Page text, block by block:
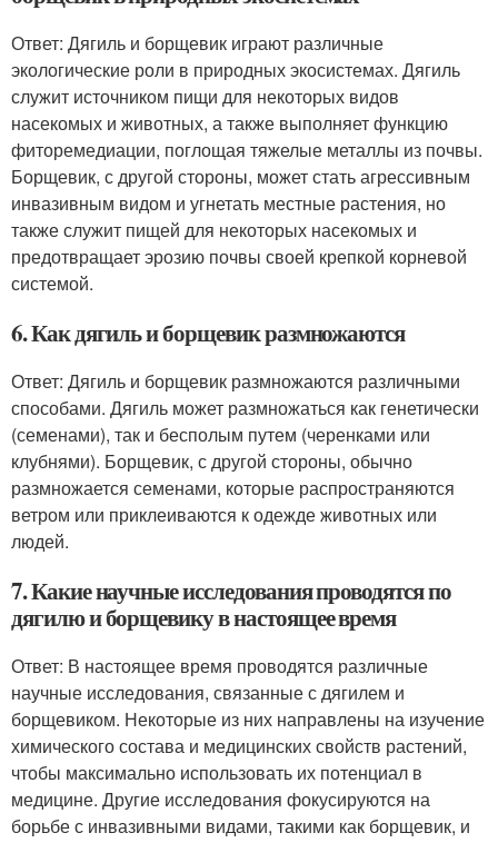
Ответ: Дягиль и борщевик играют различные
экологические роли в природных экосистемах. Дягиль
служит источником пищи для некоторых видов
насекомых и животных, а также выполняет функцию
фиторемедиации, поглощая тяжелые металлы из почвы.
Борщевик, с другой стороны, может стать агрессивным
инвазивным видом и угнетать местные растения, но
также служит пищей для некоторых насекомых и
предотвращает эрозию почвы своей крепкой корневой
системой.
6. Как дягиль и борщевик размножаются
Ответ: Дягиль и борщевик размножаются различными
способами. Дягиль может размножаться как генетически
(семенами), так и бесполым путем (черенками или
клубнями). Борщевик, с другой стороны, обычно
размножается семенами, которые распространяются
ветром или приклеиваются к одежде животных или
людей.
7. Какие научные исследования проводятся по
дягилю и борщевику в настоящее время
Ответ: В настоящее время проводятся различные
научные исследования, связанные с дягилем и
борщевиком. Некоторые из них направлены на изучение
химического состава и медицинских свойств растений,
чтобы максимально использовать их потенциал в
медицине. Другие исследования фокусируются на
борьбе с инвазивными видами, такими как борщевик, и